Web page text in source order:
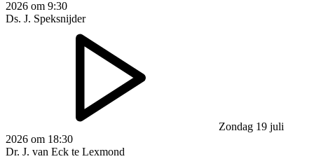
2026 om 9:30
Ds. J. Speksnijder
Zondag 19 juli
2026 om 18:30
Dr. J. van Eck te Lexmond